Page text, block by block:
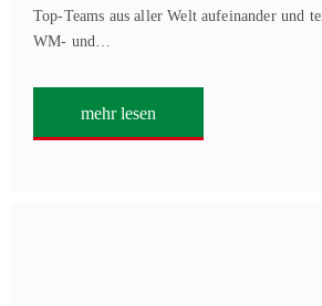
Top-Teams aus aller Welt aufeinander und
WM- und…
mehr lesen